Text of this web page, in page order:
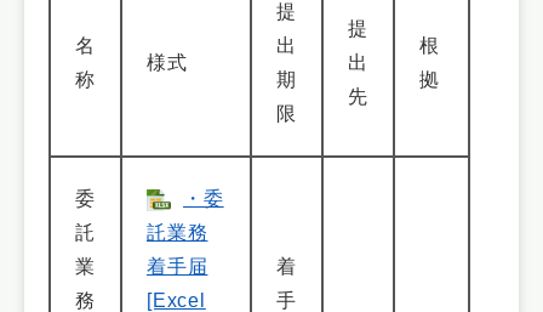
名
称
様式
提
出
期
限
提
出
先
根
拠
委
託
業
務
・委
託業務
着手届
[Excel
着
手